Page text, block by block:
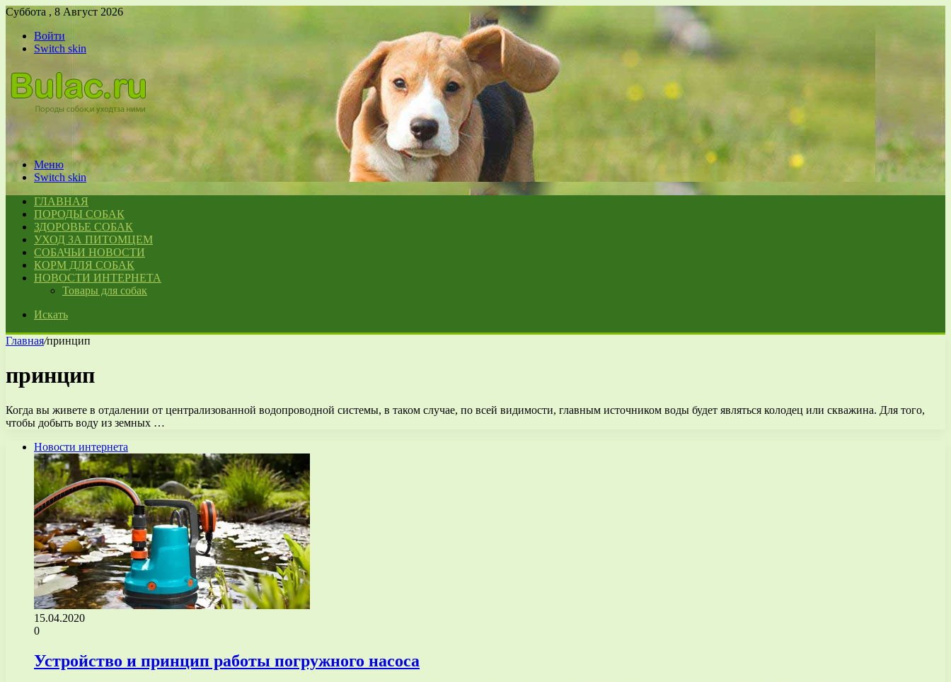
Суббота , 8 Август 2026
Войти
Switch skin
Меню
Switch skin
ГЛАВНАЯ
ПОРОДЫ СОБАК
ЗДОРОВЬЕ СОБАК
УХОД ЗА ПИТОМЦЕМ
СОБАЧЬИ НОВОСТИ
КОРМ ДЛЯ СОБАК
НОВОСТИ ИНТЕРНЕТА
Товары для собак
Искать
Главная/принцип
принцип
Когда вы живете в отдалении от централизованной водопроводной системы, в таком случае, по всей видимости, главным источником воды будет являться колодец или скважина. Для того,
чтобы добыть воду из земных …
Новости интернета
15.04.2020
0
Устройство и принцип работы погружного насоса